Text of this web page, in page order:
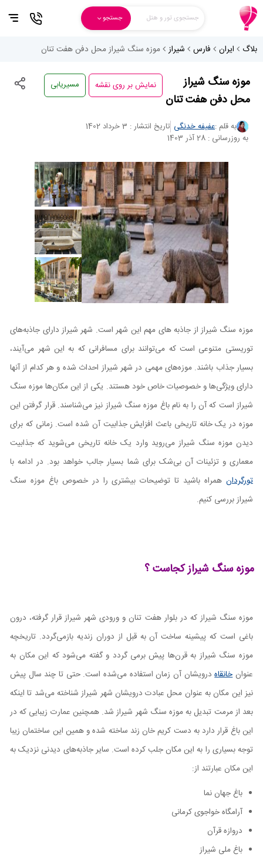
جستجوی تور و هتل جستجو
بلاگ ایران فارس شیراز موزه سنگ شیراز محل دفن هفت تنان
موزه سنگ شیراز
محل دفن هفت تنان
نمایش بر روی نقشه
مسیریابی
به قلم :عفیفه خدنگی تاریخ انتشار : 3 خرداد 1402
به روزرسانی : 28 آذر 1403
موزه سنگ شیراز از جاذبه های مهم این شهر است. شهر شیراز دارای جاذبه‌های
توریستی متنوعی است که می‌توانند برای مسافرانی که به این شهر می‌آیند،
بسیار جذاب باشند. موزه‌های مهمی در شهر شیراز احداث شده و هر کدام از آنها
دارای ویژگی‌ها و خصوصیات خاص خود هستند. یکی از این مکان‌ها موزه سنگ
شیراز است که آن را به نام باغ موزه سنگ شیراز نیز می‌شناسند. قرار گرفتن این
موزه در یک خانه تاریخی باعث افزایش جذابیت آن شده است. زمانی که برای
دیدن موزه سنگ شیراز می‌روید وارد یک خانه تاریخی می‌شوید که جذابیت
معماری و تزئینات آن بی‌شک برای شما بسیار جالب خواهد بود. در ادامه با
تورگردان همراه باشید تا توضیحات بیشتری را در خصوص باغ موزه سنگ
شیراز بررسی کنیم.
موزه سنگ شیراز کجاست ؟
موزه سنگ شیراز که در بلوار هفت تنان و ورودی شهر شیراز قرار گرفته، درون
باغی است که پیشینه ساخت آن به قبل از دوران زندیه بازمی‌گردد. تاریخچه
موزه سنگ شیراز به قرن‌ها پیش برمی گردد و گفته می‌شود که این مکان به
عنوانخانقاهدرویشان آن زمان استفاده می‌شده است. حتی تا چند سال پیش
نیز این مکان به عنوان محل عبادت درویشان شهر شیراز شناخته می‌شد تا اینکه
بعد از مرمت تبدیل به موزه سنگ شهر شیراز شد. همچنین عمارت زیبایی که در
این باغ قرار دارد به دست کریم خان زند ساخته شده و همین این ساختمان زیبا
توجه بسیاری را به این مکان جلب کرده است. سایر جاذبه‌های دیدنی نزدیک به
این مکان عبارتند از:
باغ جهان نما
آرامگاه خواجوی کرمانی
دروازه قرآن
باغ ملی شیراز